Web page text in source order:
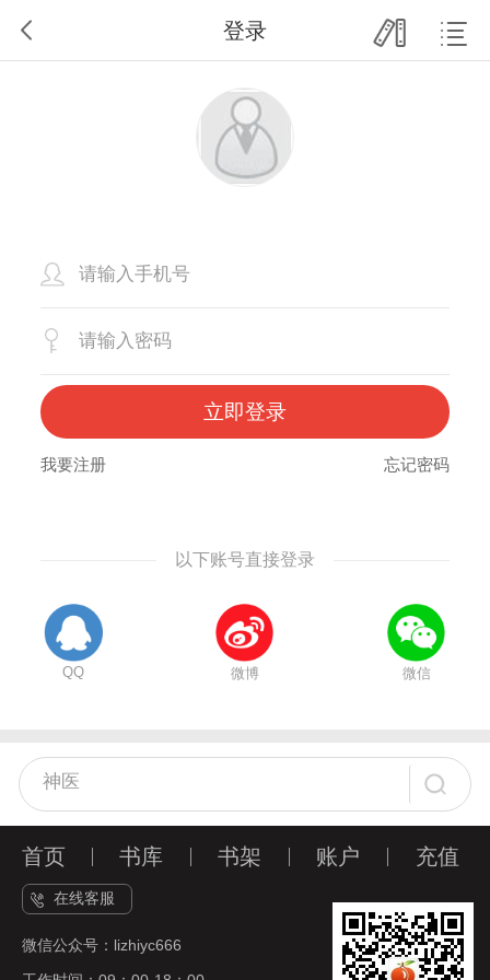
登录
立即登录
我要注册 忘记密码
以下账号直接登录
QQ 微博 微信
首页 书库 书架 账户 充值
在线客服
微信公众号：lizhiyc666